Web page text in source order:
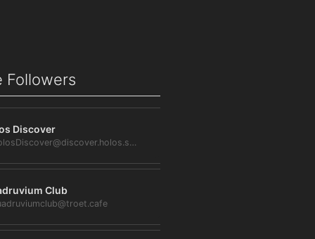
Followers
Discover
@HolosDiscover@discover.holos.social
Club